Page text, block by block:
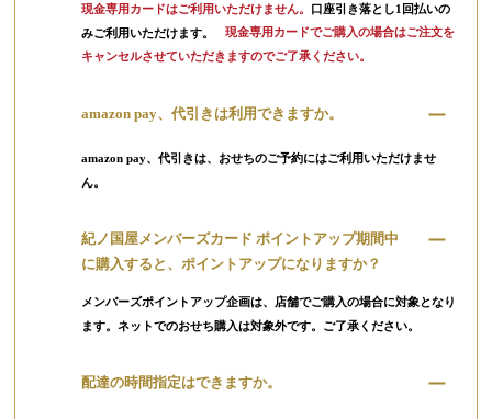
現金専用カードはご利用いただけません。
口座引き落とし1回払いの
みご利用いただけます。
現金専用カードでご購入の場合はご注文を
キャンセルさせていただきますのでご了承ください。
amazon pay、代引きは利用できますか。
amazon pay、代引きは、おせちのご予約にはご利用いただけませ
ん。
紀ノ国屋メンバーズカード ポイントアップ期間中
に購入すると、ポイントアップになりますか？
メンバーズポイントアップ企画は、店舗でご購入の場合に対象となり
ます。ネットでのおせち購入は対象外です。ご了承ください。
配達の時間指定はできますか。